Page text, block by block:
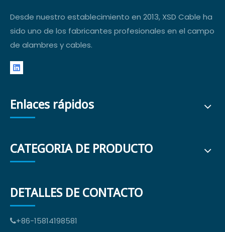
Desde nuestro establecimiento en 2013, XSD Cable ha
sido uno de los fabricantes profesionales en el campo
de alambres y cables.
Enlaces rápidos
CATEGORIA DE PRODUCTO
DETALLES DE CONTACTO
+86-15814198581